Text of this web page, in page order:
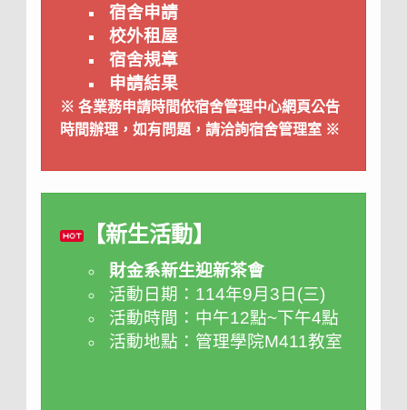
宿舍申請
校外租屋
宿舍規章
申請結果
※ 各業務申請時間依宿舍管理中心網頁公告
時間辦理，如有問題，請洽詢宿舍管理室 ※
【新生活動】
財金系新生迎新茶會
活動日期：114年9月3日(三)
活動時間：中午12點~下午4點
活動地點：管理學院M411教室